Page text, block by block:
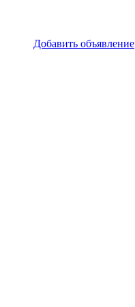
Добавить объявление